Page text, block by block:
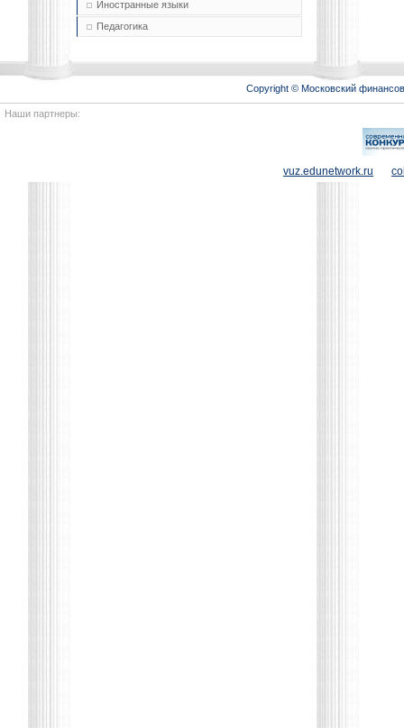
Иностранные языки
Педагогика
Copyright © Московский
Наши партнеры:
vuz.edunetwork.ru